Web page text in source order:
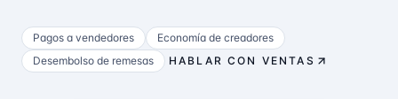
Pagos a vendedores
Economía de creadores
Desembolso de remesas
HABLAR CON VENTAS